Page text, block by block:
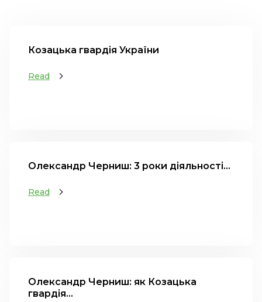
Козацька гвардія України
Read
Олександр Черниш: 3 роки діяльності...
Read
Олександр Черниш: як Козацька
гвардія...